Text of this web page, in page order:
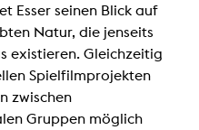
Esser seinen Blick auf
Natur, die jenseits
existieren. Gleichzeitig
Spielfilmprojekten
zwischen
Gruppen möglich